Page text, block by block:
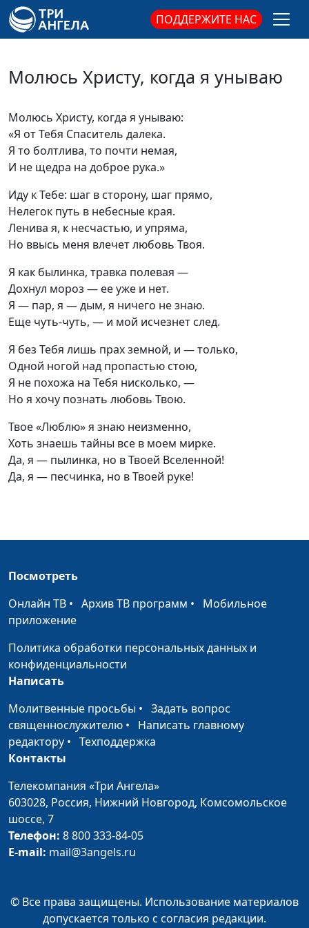
ПОДДЕРЖИТЕ НАС
Молюсь Христу, когда я унываю
Молюсь Христу, когда я унываю:
«Я от Тебя Спаситель далека.
Я то болтлива, то почти немая,
И не щедра на доброе рука.»
Иду к Тебе: шаг в сторону, шаг прямо,
Нелегок путь в небесные края.
Ленива я, к несчастью, и упряма,
Но ввысь меня влечет любовь Твоя.
Я как былинка, травка полевая —
Дохнул мороз — ее уже и нет.
Я — пар, я — дым, я ничего не знаю.
Еще чуть-чуть, — и мой исчезнет след.
Я без Тебя лишь прах земной, и — только,
Одной ногой над пропастью стою,
Я не похожа на Тебя нисколько, —
Но я хочу познать любовь Твою.
Твое «Люблю» я знаю неизменно,
Хоть знаешь тайны все в моем мирке.
Да, я — пылинка, но в Твоей Вселенной!
Да, я — песчинка, но в Твоей руке!
Посмотреть
Онлайн ТВ • Архив ТВ программ • Мобильное
приложение
Политика обработки персональных данных и
конфиденциальности
Написать
Молитвенные просьбы • Задать вопрос
священнослужителю • Написать главному
редактору • Техподдержка
Контакты
Телекомпания «Три Ангела»
603028, Россия, Нижний Новгород, Комсомольское
шоссе, 7
Телефон: 8 800 333-84-05
E-mail: mail@3angels.ru
© Все права защищены. Использование материалов
допускается только с согласия редакции.